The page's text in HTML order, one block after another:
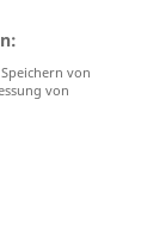
von
von